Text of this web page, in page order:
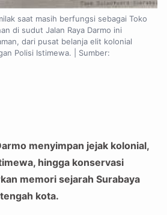
saat masih berfungsi sebagai Toko
di sudut Jalan Raya Darmo ini
dari pusat belanja elit kolonial
Polisi Istimewa. | Sumber:
menyimpan jejak kolonial,
hingga konservasi
memori sejarah Surabaya
kota.